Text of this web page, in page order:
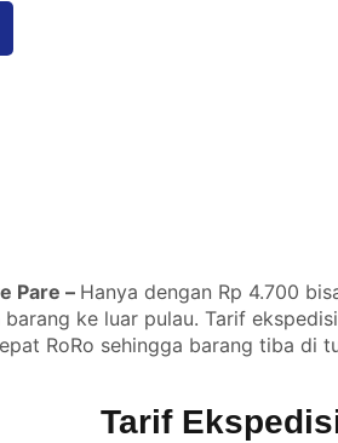
Pare – Hanya dengan Rp 4.700
ke luar pulau. Tarif
RoRo sehingga barang tiba di
Tarif